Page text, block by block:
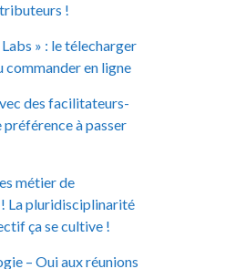
!
Labs » : le télecharger
commander en ligne
des facilitateurs-
préférence à passer
métier de
La pluridisciplinarité
ça se cultive !
– Oui aux réunions